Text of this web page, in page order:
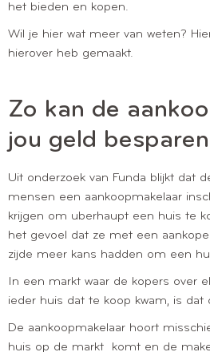
het bieden en kopen.
Wil je hier wat meer van weten?
hierover heb gemaakt.
Zo kan de
jou geld besparen
Uit onderzoek van Funda blijkt dat
mensen een aankoopmakelaar
krijgen om uberhaupt een huis te
het gevoel dat ze met een
zijde meer kans hadden om een
In een markt waar de kopers over
ieder huis dat te koop kwam, is dat
De aankoopmakelaar hoort
huis op de markt komt en de